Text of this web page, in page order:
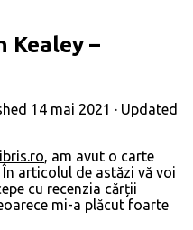
Kealey –
14 mai 2021 · Updated
, am avut o carte
articolul de astăzi vă voi
cu recenzia cărții
mi-a plăcut foarte